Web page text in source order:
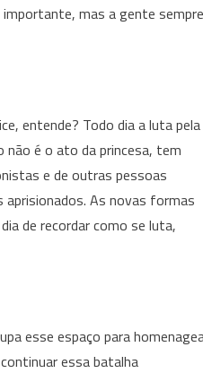
mas a gente sempre
entende? Todo dia a luta pela
não é o ato da princesa, tem
e de outras pessoas
As novas formas
de recordar como se luta,
esse espaço para
essa batalha